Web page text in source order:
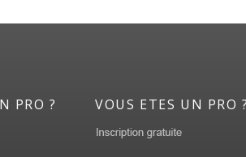
PRO ? VOUS ETES UN PRO ?